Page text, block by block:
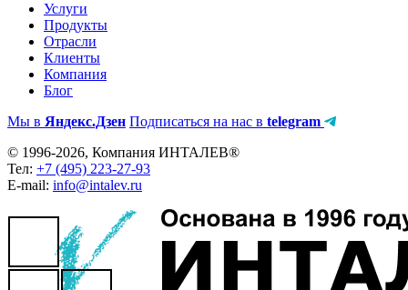
Услуги
Продукты
Отрасли
Клиенты
Компания
Блог
Мы в Яндекс.Дзен Подписаться на нас в telegram
© 1996-2026, Компания ИНТАЛЕВ®
Тел: +7 (495) 223-27-93
E-mail: info@intalev.ru